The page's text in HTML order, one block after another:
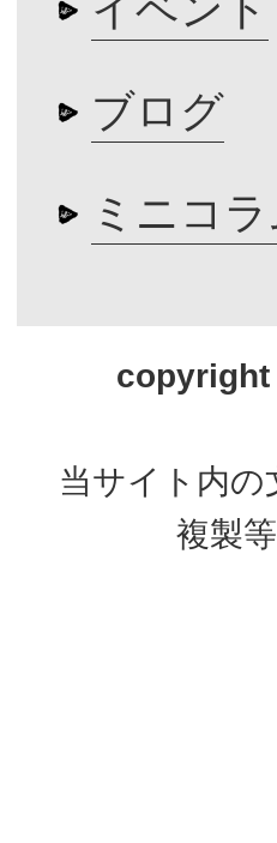
ブログ
ミニコラ
copyright
当サイト内の
複製